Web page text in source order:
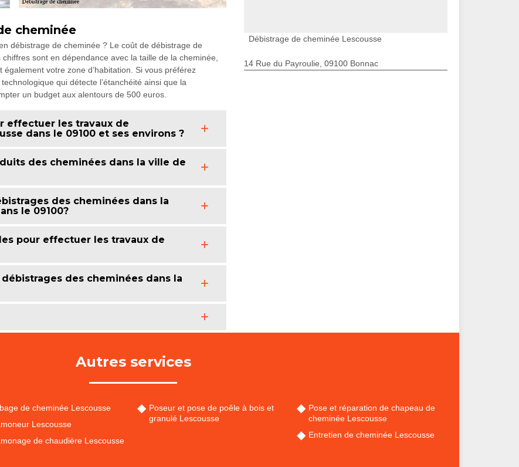
cheminée
débistrage de cheminée ? Le coût de débistrage de
sont en dépendance avec la taille de la cheminée,
votre zone d’habitation. Si vous préférez
qui détecte l’étanchéité ainsi que la
un budget aux alentours de 500 euros.
effectuer les travaux de
dans le 09100 et ses environs ?
des cheminées dans la ville de
des cheminées dans la
le 09100?
pour effectuer les travaux de
des cheminées dans la
Débistrage de cheminée Lescousse
14 Rue du Payroulie, 09100 Bonnac
Autres services
de cheminée Lescousse
Lescousse
de chaudière Lescousse
Poseur et pose de poêle à bois et
granulé Lescousse
Pose et réparation de chapeau de
cheminée Lescousse
Entretien de cheminée Lescousse